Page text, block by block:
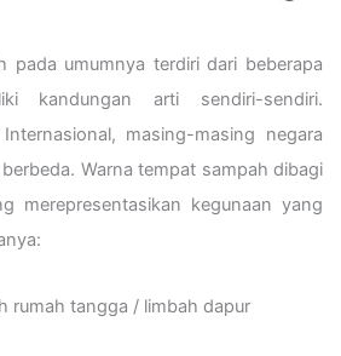
pada umumnya terdiri dari beberapa
kandungan arti sendiri-sendiri.
masing-masing negara
Warna tempat sampah dibagi
merepresentasikan kegunaan yang
rumah tangga / limbah dapur